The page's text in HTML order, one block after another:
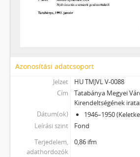
Azonosítási adatcsoport
Jelzet
HU TMJVL V-0088
Cím
Tatabánya Megyei
Kirendeltségének
Dátum(ok)
1946–1950
Leírási szint
Fond
Terjedelem,
adathordozók
0,86 ifm